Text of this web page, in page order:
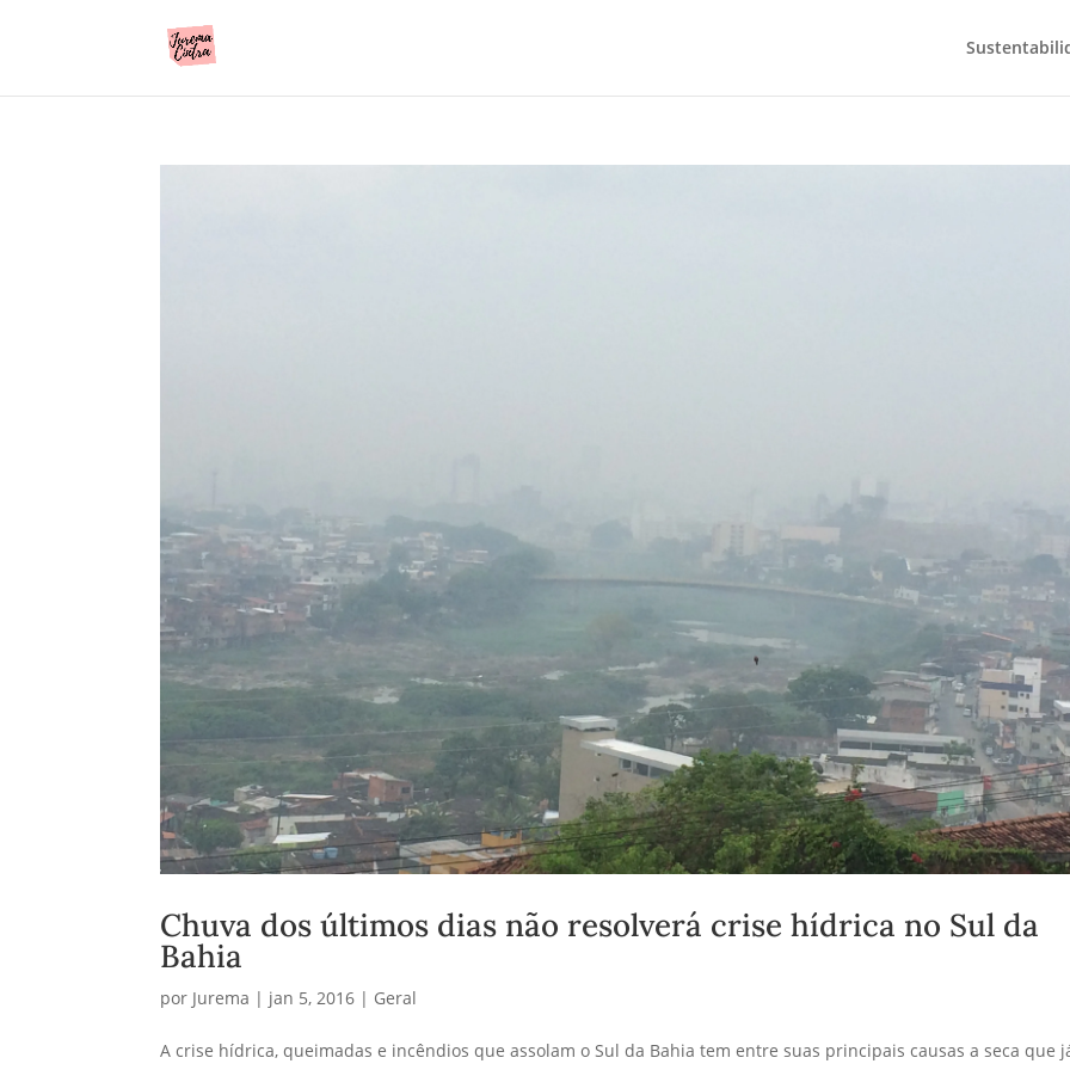
Chuva dos últimos dias não resolverá crise hídrica no Sul da
Bahia
por Jurema | jan 5, 2016 | Geral
A crise hídrica, queimadas e incêndios que assolam o Sul da Bahia tem entre suas principais causas a seca que